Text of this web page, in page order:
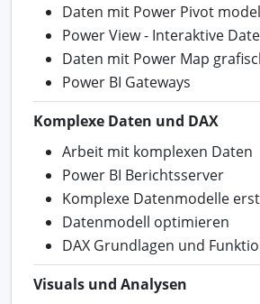
Daten mit Power Pivot
Power View - Interaktive
Daten mit Power Map
Power BI Gateways
Komplexe Daten und DAX
Arbeit mit komplexen Daten
Power BI Berichtsserver
Komplexe Datenmodelle
Datenmodell optimieren
DAX Grundlagen und
Visuals und Analysen